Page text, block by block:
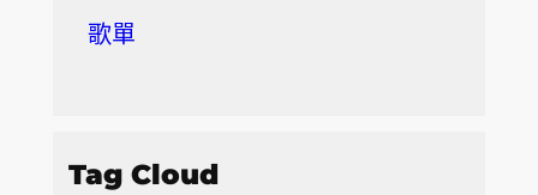
歌單
Tag Cloud